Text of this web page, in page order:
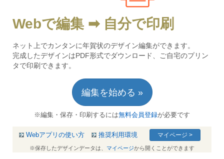
Webで編集 ➡ 自分で印刷
ネット上でカンタンに年賀状のデザイン編集ができます。
完成したデザインはPDF形式でダウンロード、ご自宅のプリン
タで印刷できます。
編集を始める »
※編集・保存・印刷するには無料会員登録が必要です
Webアプリの使い方 推奨利用環境 マイページ >
※保存したデザインデータは、 マイページから開くことができます